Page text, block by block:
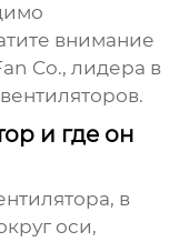
внимание
Co., лидера в
и где он
в
оси,